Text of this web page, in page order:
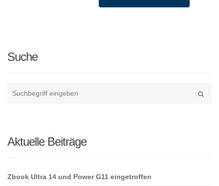
Suche
Aktuelle Beiträge
Zbook Ultra 14 und Power G11 eingetroffen